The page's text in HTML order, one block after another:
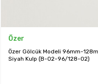
Özer
Özer Gölcük Modeli 96mm-
Siyah Kulp (B-02-96/128-02)